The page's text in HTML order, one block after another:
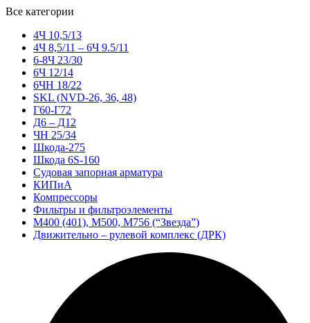
Все категории
4Ч 10,5/13
4Ч 8,5/11 – 6Ч 9.5/11
6-8Ч 23/30
6Ч 12/14
6ЧН 18/22
SKL (NVD-26, 36, 48)
Г60-Г72
Д6 – Д12
ЧН 25/34
Шкода-275
Шкода 6S-160
Судовая запорная арматура
КИПиА
Компрессоры
Фильтры и фильтроэлементы
М400 (401), М500, М756 (“Звезда”)
Движительно – рулевой комплекс (ДРК)